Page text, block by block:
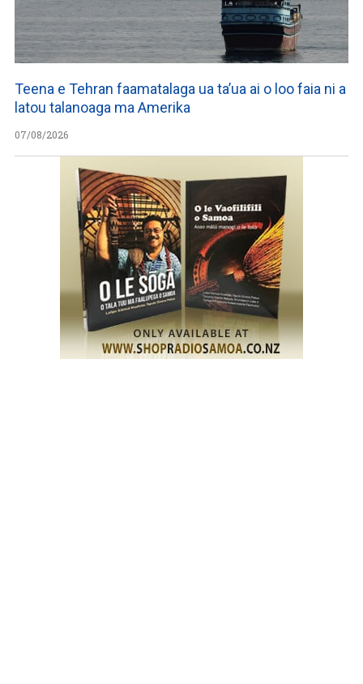
Teena e Tehran faamatalaga ua ta’ua ai o loo faia ni a
latou talanoaga ma Amerika
07/08/2026